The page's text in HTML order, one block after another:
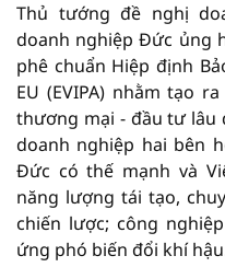
Thủ tướng đề nghị
doanh nghiệp Đức ủng
phê chuẩn Hiệp định
EU (EVIPA) nhằm tạo
thương mại - đầu tư lâu
doanh nghiệp hai bên
Đức có thế mạnh và
năng lượng tái tạo,
chiến lược; công
ứng phó biến đổi khí